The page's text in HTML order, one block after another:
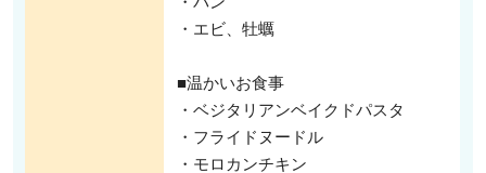
・エビ、牡蠣
■温かいお食事
・ベジタリアンベイクドパスタ
・フライドヌードル
・モロカンチキン